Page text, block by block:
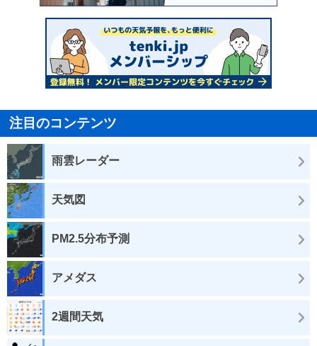
注目のコンテンツ
雨雲レーダー
天気図
PM2.5分布予測
アメダス
2週間天気